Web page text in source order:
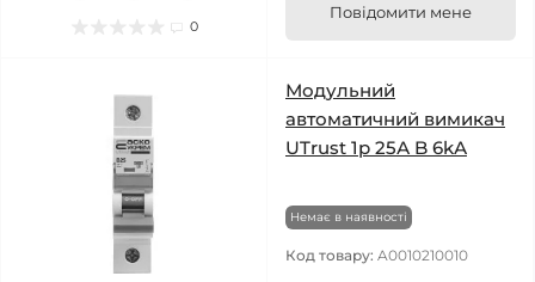
0
Повідомити мене
Модульний
автоматичний вимикач
UTrust 1р 25А B 6kА
Немає в наявності
Код товару: A0010210010